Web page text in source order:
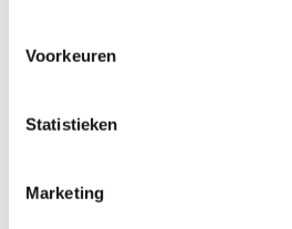
Voorkeuren
Statistieken
Marketing